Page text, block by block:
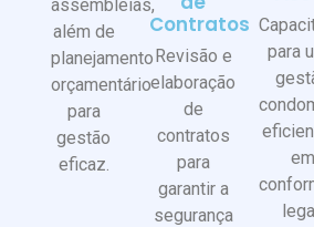
assembleias,
além de
planejamento
orçamentário
para
gestão
eficaz.
Contratos
Revisão e
elaboração
de
contratos
para
garantir a
segurança
para
em